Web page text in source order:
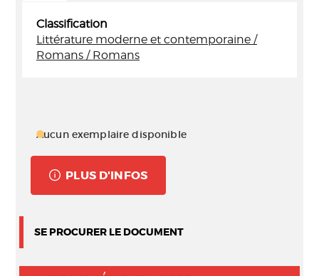
Classification
Littérature moderne et contemporaine /
Romans / Romans
Aucun exemplaire disponible
PLUS D'INFOS
SE PROCURER LE DOCUMENT